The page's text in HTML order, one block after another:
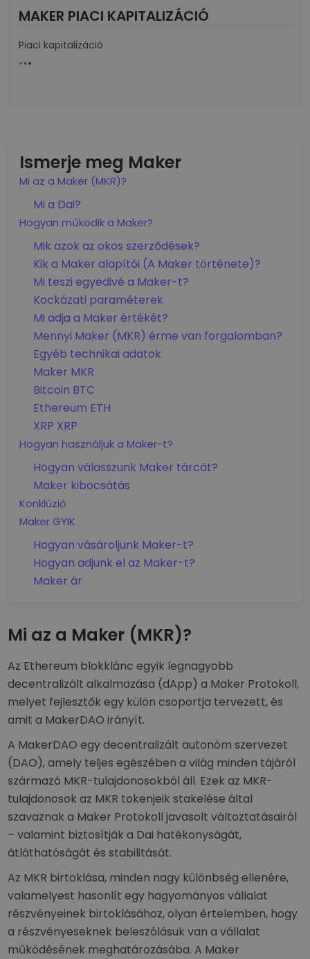
Ismerje meg Maker
Mi az a Maker (MKR)?
Mi a Dai?
Hogyan működik a Maker?
Mik azok az okos szerződések?
Kik a Maker alapítói (A Maker története)?
Mi teszi egyedivé a Maker-t?
Kockázati paraméterek
Mi adja a Maker értékét?
Mennyi Maker (MKR) érme van forgalomban?
Egyéb technikai adatok
Maker MKR
Bitcoin BTC
Ethereum ETH
XRP XRP
Hogyan használjuk a Maker-t?
Hogyan válasszunk Maker tárcát?
Maker kibocsátás
Konklúzió
Maker GYIK
Hogyan vásároljunk Maker-t?
Hogyan adjunk el az Maker-t?
Maker ár
Mi az a Maker (MKR)?
Az Ethereum blokklánc egyik legnagyobb
decentralizált alkalmazása (dApp) a Maker Protokoll,
melyet fejlesztők egy külön csoportja tervezett, és
amit a MakerDAO irányít.
A MakerDAO egy decentralizált autonóm szervezet
(DAO), amely teljes egészében a világ minden tájáról
származó MKR-tulajdonosokból áll. Ezek az MKR-
tulajdonosok az MKR tokenjeik stakelése által
szavaznak a Maker Protokoll javasolt változtatásairól
– valamint biztosítják a Dai hatékonyságát,
átláthatóságát és stabilitását.
Az MKR birtoklása, minden nagy különbség ellenére,
valamelyest hasonlít egy hagyományos vállalat
részvényeinek birtoklásához, olyan értelemben, hogy
a részvényeseknek beleszólásuk van a vállalat
működésének meghatározásába. A Maker
MAKER PIACI KAPITALIZÁCIÓ
Piaci kapitalizáció